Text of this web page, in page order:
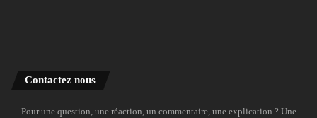
Contactez nous
Pour une question, une réaction, un commentaire, une explication ? Une